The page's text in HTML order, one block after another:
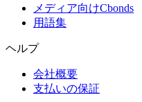
メディア向けCbonds
用語集
ヘルプ
会社概要
支払いの保証